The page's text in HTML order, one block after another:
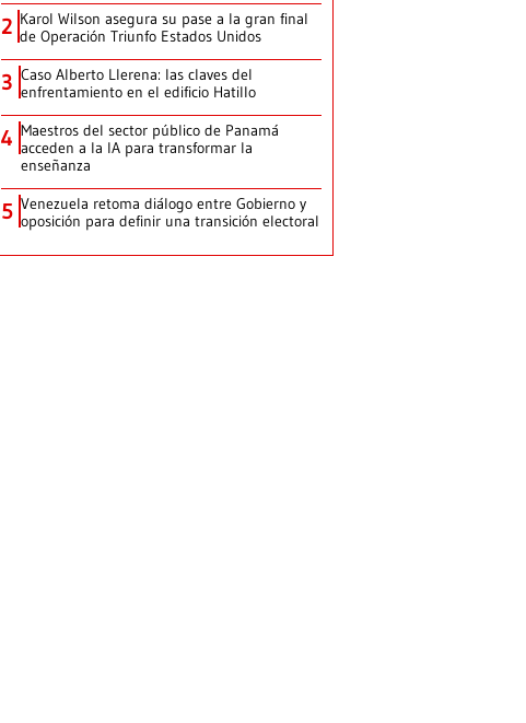
2 Karol Wilson asegura su pase a la gran final
de Operación Triunfo Estados Unidos
3 Caso Alberto Llerena: las claves del
enfrentamiento en el edificio Hatillo
4 Maestros del sector público de Panamá
acceden a la IA para transformar la
enseñanza
5 Venezuela retoma diálogo entre Gobierno y
oposición para definir una transición electoral